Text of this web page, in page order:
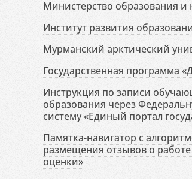
Министерство образования
Институт развития
Мурманский арктический
Государственная программа
Инструкция по записи
образования через
систему «Единый портал
Памятка-навигатор с
размещения отзывов о
оценки»